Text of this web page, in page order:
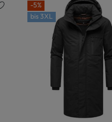
-5%
bis 3XL